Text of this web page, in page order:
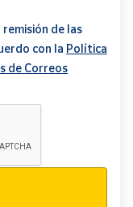
de las
con la Política
de Correos